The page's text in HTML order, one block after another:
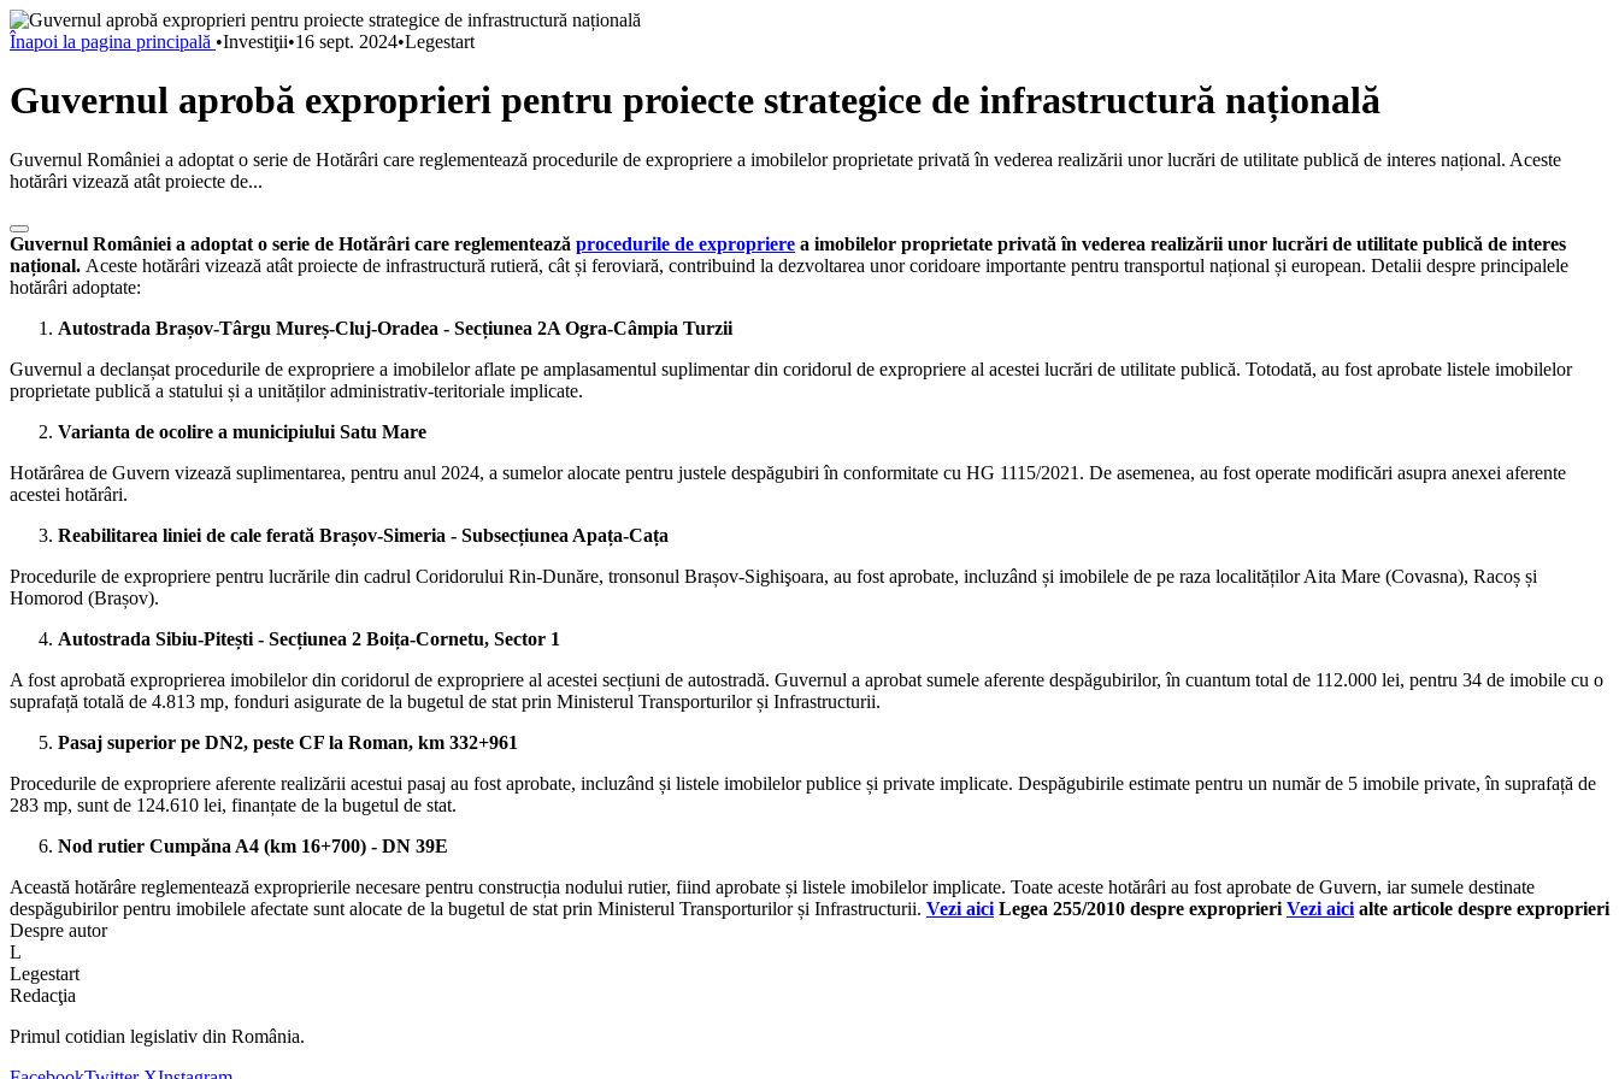
Înapoi la pagina principală •Investiţii•16 sept. 2024•Legestart
Guvernul aprobă exproprieri pentru proiecte strategice de infrastructură națională
Guvernul României a adoptat o serie de Hotărâri care reglementează procedurile de expropriere a imobilelor proprietate privată în vederea realizării unor lucrări de utilitate publică de interes național. Aceste
hotărâri vizează atât proiecte de...
Guvernul României a adoptat o serie de Hotărâri care reglementează procedurile de expropriere a imobilelor proprietate privată în vederea realizării unor lucrări de utilitate publică de interes
național. Aceste hotărâri vizează atât proiecte de infrastructură rutieră, cât și feroviară, contribuind la dezvoltarea unor coridoare importante pentru transportul național și european. Detalii despre principalele
hotărâri adoptate:
Autostrada Brașov-Târgu Mureș-Cluj-Oradea - Secțiunea 2A Ogra-Câmpia Turzii
Guvernul a declanșat procedurile de expropriere a imobilelor aflate pe amplasamentul suplimentar din coridorul de expropriere al acestei lucrări de utilitate publică. Totodată, au fost aprobate listele imobilelor
proprietate publică a statului și a unităților administrativ-teritoriale implicate.
Varianta de ocolire a municipiului Satu Mare
Hotărârea de Guvern vizează suplimentarea, pentru anul 2024, a sumelor alocate pentru justele despăgubiri în conformitate cu HG 1115/2021. De asemenea, au fost operate modificări asupra anexei aferente
acestei hotărâri.
Reabilitarea liniei de cale ferată Brașov-Simeria - Subsecțiunea Apața-Cața
Procedurile de expropriere pentru lucrările din cadrul Coridorului Rin-Dunăre, tronsonul Brașov-Sighişoara, au fost aprobate, incluzând și imobilele de pe raza localităților Aita Mare (Covasna), Racoș și
Homorod (Brașov).
Autostrada Sibiu-Pitești - Secțiunea 2 Boița-Cornetu, Sector 1
A fost aprobată exproprierea imobilelor din coridorul de expropriere al acestei secțiuni de autostradă. Guvernul a aprobat sumele aferente despăgubirilor, în cuantum total de 112.000 lei, pentru 34 de imobile cu o
suprafață totală de 4.813 mp, fonduri asigurate de la bugetul de stat prin Ministerul Transporturilor și Infrastructurii.
Pasaj superior pe DN2, peste CF la Roman, km 332+961
Procedurile de expropriere aferente realizării acestui pasaj au fost aprobate, incluzând și listele imobilelor publice și private implicate. Despăgubirile estimate pentru un număr de 5 imobile private, în suprafață de
283 mp, sunt de 124.610 lei, finanțate de la bugetul de stat.
Nod rutier Cumpăna A4 (km 16+700) - DN 39E
Această hotărâre reglementează exproprierile necesare pentru construcția nodului rutier, fiind aprobate și listele imobilelor implicate. Toate aceste hotărâri au fost aprobate de Guvern, iar sumele destinate
despăgubirilor pentru imobilele afectate sunt alocate de la bugetul de stat prin Ministerul Transporturilor și Infrastructurii. Vezi aici Legea 255/2010 despre exproprieri Vezi aici alte articole despre exproprieri
Despre autor
L
Legestart
Redacţia
Primul cotidian legislativ din România.